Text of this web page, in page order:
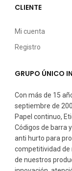
CLIENTE
Mi cuenta
Registro
GRUPO ÚNICO
Con más de 15
septiembre de
Papel continuo,
Códigos de barra
anti hurto para
competitividad de
de nuestros